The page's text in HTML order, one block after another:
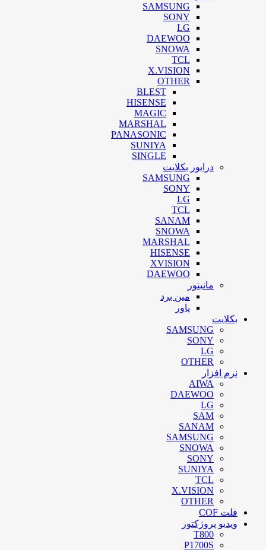
SAMSUNG
SONY
LG
DAEWOO
SNOWA
TCL
X.VISION
OTHER
BLEST
HISENSE
MAGIC
MARSHAL
PANASONIC
SUNIYA
SINGLE
درایور بکلایت
SAMSUNG
SONY
LG
TCL
SANAM
SNOWA
MARSHAL
HISENSE
XVISION
DAEWOO
مانیتور
مین برد
پاور
بکلایت
SAMSUNG
SONY
LG
OTHER
نرم افزار
AIWA
DAEWOO
LG
SAM
SANAM
SAMSUNG
SNOWA
SONY
SUNIYA
TCL
X.VISION
OTHER
فلت COF
ویدیو پروژکتور
T800
P1700S